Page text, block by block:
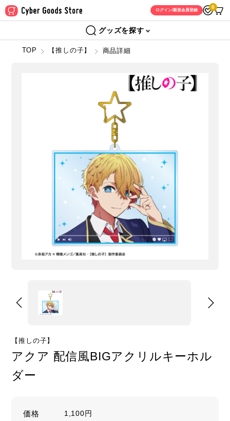
ログイン/新規会員登録
0
グッズを探す
TOP 【推しの子】 商品詳細
【推しの子】
アクア 配信風BIGアクリルキーホル
ダー
価格 1,100円